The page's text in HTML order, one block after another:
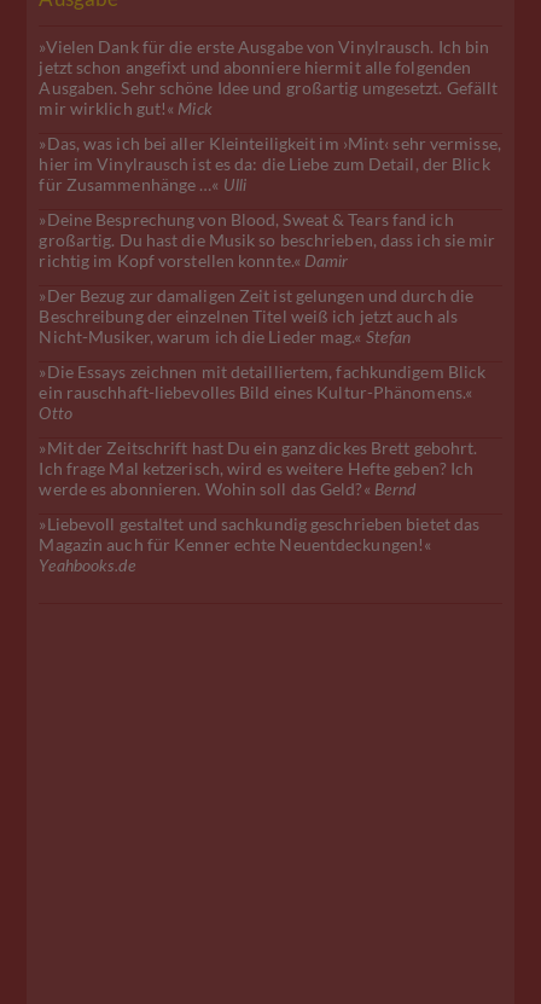
»Vielen Dank für die erste Ausgabe von Vinylrausch. Ich bin
jetzt schon angefixt und abonniere hiermit alle folgenden
Ausgaben. Sehr schöne Idee und großartig umgesetzt. Gefällt
mir wirklich gut!« Mick
»Das, was ich bei aller Kleinteiligkeit im ›Mint‹ sehr vermisse,
hier im Vinylrausch ist es da: die Liebe zum Detail, der Blick
für Zusammenhänge …« Ulli
»Deine Besprechung von Blood, Sweat & Tears fand ich
großartig. Du hast die Musik so beschrieben, dass ich sie mir
richtig im Kopf vorstellen konnte.« Damir
»Der Bezug zur damaligen Zeit ist gelungen und durch die
Beschreibung der einzelnen Titel weiß ich jetzt auch als
Nicht-Musiker, warum ich die Lieder mag.« Stefan
»Die Essays zeichnen mit detailliertem, fachkundigem Blick
ein rauschhaft-liebevolles Bild eines Kultur-Phänomens.«
Otto
»Mit der Zeitschrift hast Du ein ganz dickes Brett gebohrt.
Ich frage Mal ketzerisch, wird es weitere Hefte geben? Ich
werde es abonnieren. Wohin soll das Geld?« Bernd
»Liebevoll gestaltet und sachkundig geschrieben bietet das
Magazin auch für Kenner echte Neuentdeckungen!«
Yeahbooks.de